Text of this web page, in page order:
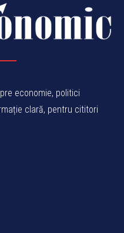
economie, politici
clară, pentru cititori